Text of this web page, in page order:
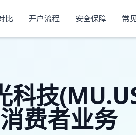
比 开户流程 安全保障 常
技
费者业务